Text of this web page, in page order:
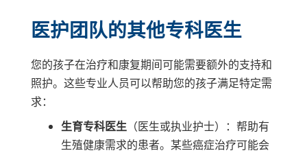
医护团队的其他专科医生
您的孩子在治疗和康复期间可能需要额外的支持和
照护。这些专业人员可以帮助您的孩子满足特定需
求：
生育专科医生（医生或执业护士）：帮助有
生殖健康需求的患者。某些癌症治疗可能会